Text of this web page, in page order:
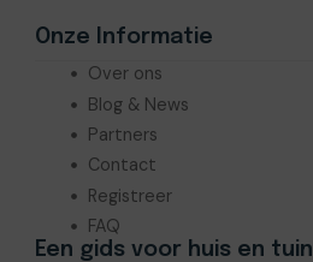
Onze Informatie
Over ons
Blog & News
Partners
Contact
Registreer
FAQ
Een gids voor huis en tuin